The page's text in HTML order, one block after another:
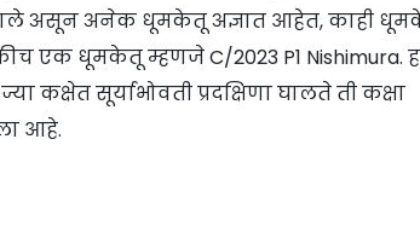
असून अनेक धूमकेतू अज्ञात आहेत, काही
एक धूमकेतू म्हणजे C/2023 P1 Nishimura.
सूर्याभोवती प्रदक्षिणा घालते ती कक्षा
आहे.